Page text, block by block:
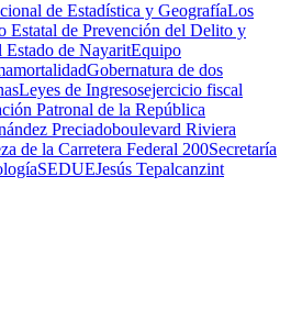
de Estadística y GeografíaLos
Estatal de Prevención del Delito y
Estado de NayaritEquipo
mortalidadGobernatura de dos
Leyes de Ingresosejercicio fiscal
Patronal de la República
Preciadoboulevard Riviera
de la Carretera Federal 200Secretaría
SEDUEJesús Tepalcanzint